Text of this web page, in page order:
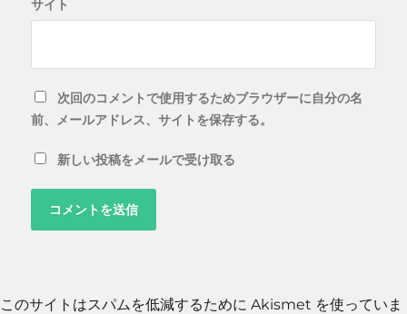
サイト
次回のコメントで使用するためブラウザーに自分の名
前、メールアドレス、サイトを保存する。
新しい投稿をメールで受け取る
このサイトはスパムを低減するために Akismet を使っていま